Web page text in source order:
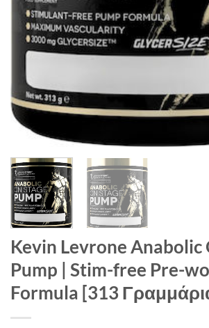
Kevin Levrone Anabolic
Pump | Stim-free Pre-
Formula [313